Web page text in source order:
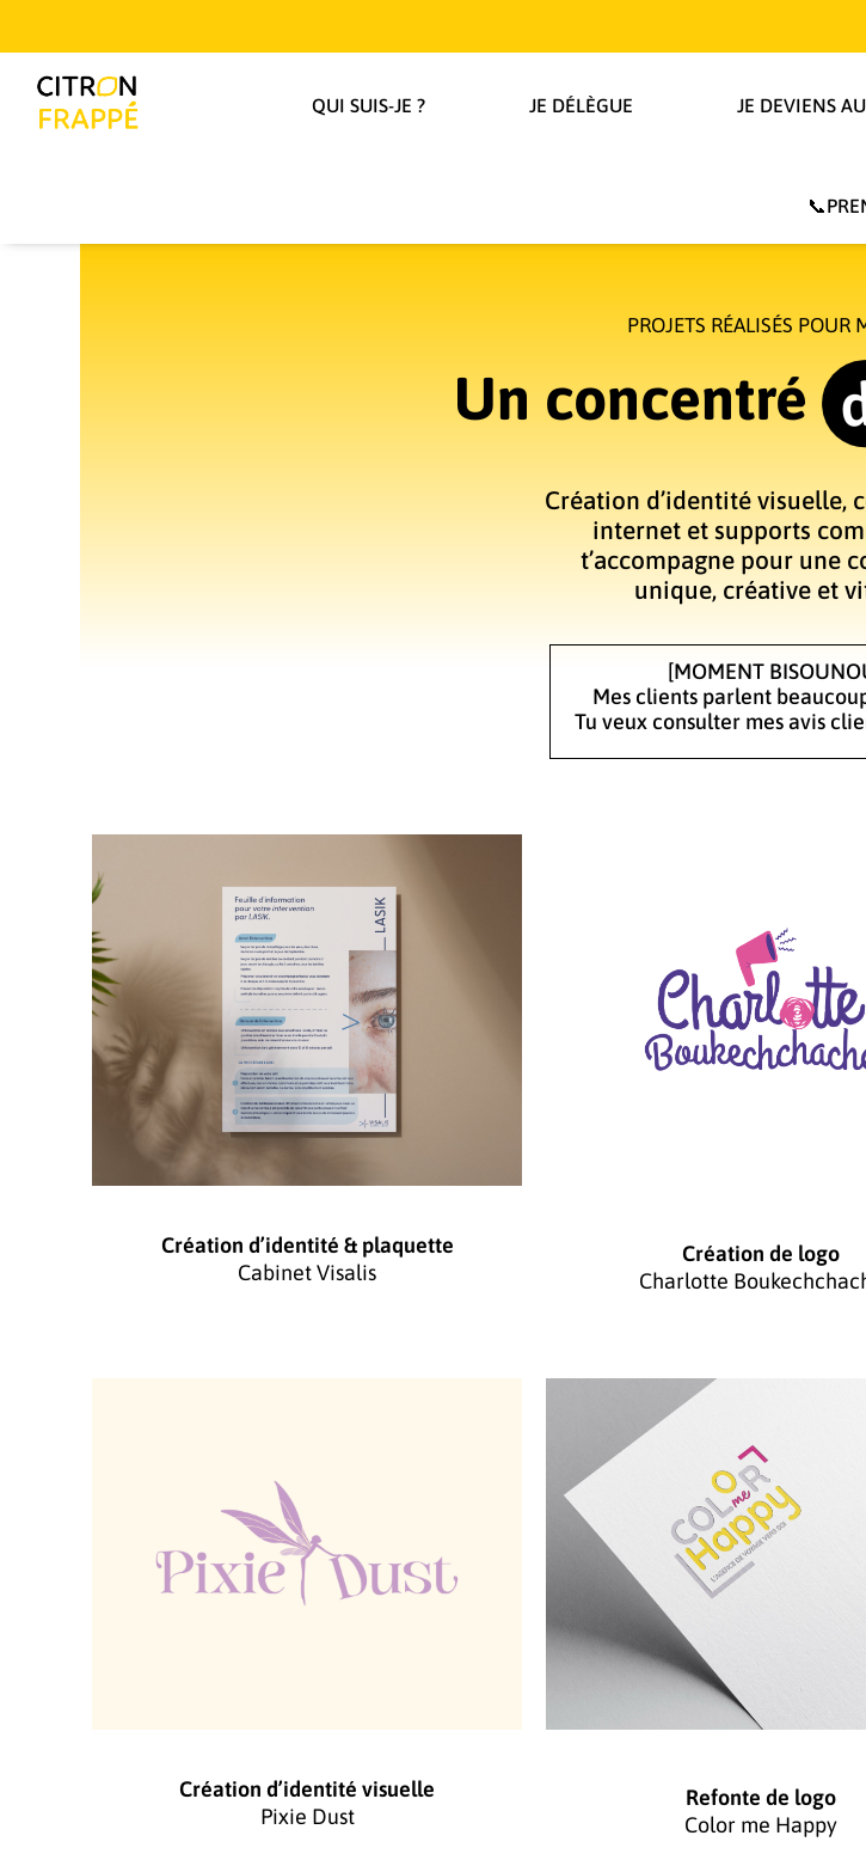
TON
QUI SUIS-JE ? JE DÉLÈGUE JE DEVIENS
PROJETS RÉALISÉS POUR
Un concentré
Création d’identité visuelle,
internet et supports
t’accompagne pour une
unique, créative et
[MOMENT
Mes clients parlent
Tu veux consulter mes avis
Création d’identité & plaquette
Cabinet Visalis
Création de logo
Charlotte
Création d’identité visuelle
Pixie Dust
Refonte de logo
Color me Happy